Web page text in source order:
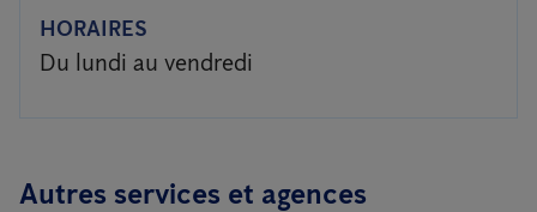
HORAIRES
Du lundi au vendredi
Autres services et agences